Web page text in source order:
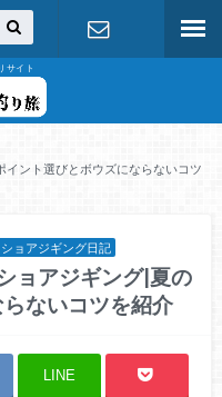
サイト
ント選びとボウズにならないコツ
ショアジギング日記
ョアジギング|夏の
ないコツを紹介
LINE